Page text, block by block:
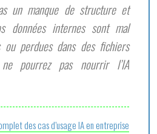
un manque de structure et
données internes sont mal
ou perdues dans des fichiers
pourrez pas nourrir l’IA
des cas d’usage IA en entreprise